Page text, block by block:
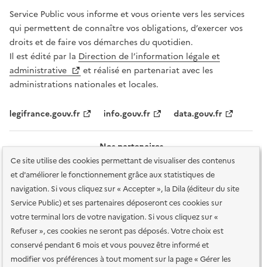
Ce site utilise des cookies permettant de visualiser des contenus
et d'améliorer le fonctionnement grâce aux statistiques de
navigation. Si vous cliquez sur « Accepter », la Dila (éditeur du site
Service Public) et ses partenaires déposeront ces cookies sur
votre terminal lors de votre navigation. Si vous cliquez sur «
Refuser », ces cookies ne seront pas déposés. Votre choix est
conservé pendant 6 mois et vous pouvez être informé et
modifier vos préférences à tout moment sur la page « Gérer les
Service Public vous informe et vous oriente vers les services
qui permettent de connaître vos obligations, d’exercer vos
droits et de faire vos démarches du quotidien.
Il est édité par la Direction de l’information légale et
administrative
et réalisé en partenariat avec les
administrations nationales et locales.
legifrance.gouv.fr info.gouv.fr data.gouv.fr
Nos partenaires
Plan du site Accessibilité : totalement conforme
Accessibilité des
services en ligne Mentions légales Données personnelles et sécurité
Conditions générales d'utilisation Gestion des cookies